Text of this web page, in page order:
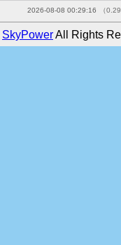
2026-08-08 00:29:16 （
SkyPowerAll Rights